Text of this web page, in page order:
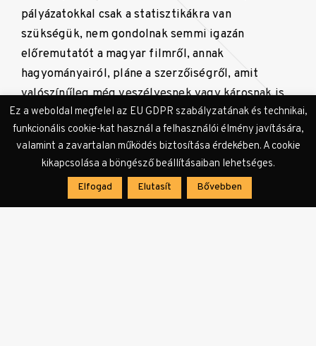
pályázatokkal csak a statisztikákra van
szükségük, nem gondolnak semmi igazán
előremutatót a magyar filmről, annak
hagyományairól, pláne a szerzőiségről, amit
valószínűleg még veszélyesnek vagy károsnak is
tartanak. De azzal kapcsolatban sincs egy
egységes koncepció, hogy a közönségfilmeket
azok a legjobb szakemberek, rendezők, színészek
készítsék el, akiknek a munkájára szívesen
beülnek a nézők, mert nekik még a végén lesz
véleményük, kritikájuk. És itt most nem is
Ez a weboldal megfelel az EU GDPR szabályzatának és technikai,
funkcionális cookie-kat használ a felhasználói élmény javítására,
valamint a zavartalan működés biztosítása érdekében. A cookie
kikapcsolása a böngésző beállításaiban lehetséges.
Elfogad Elutasít Bővebben